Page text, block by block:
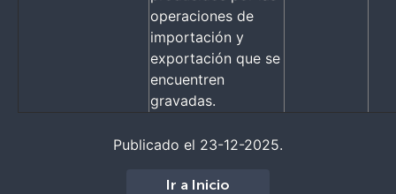
operaciones de
importación y
exportación que se
encuentren
gravadas.
Publicado el 23-12-2025.
Ir a Inicio